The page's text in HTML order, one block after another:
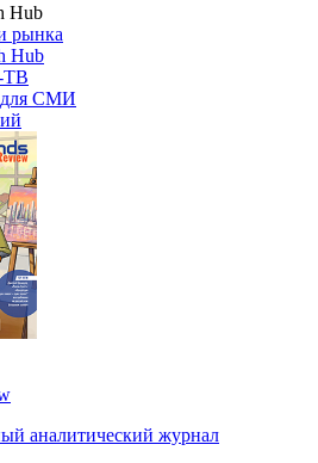
Hub
рынка
Hub
ТВ
для СМИ
аналитический журнал